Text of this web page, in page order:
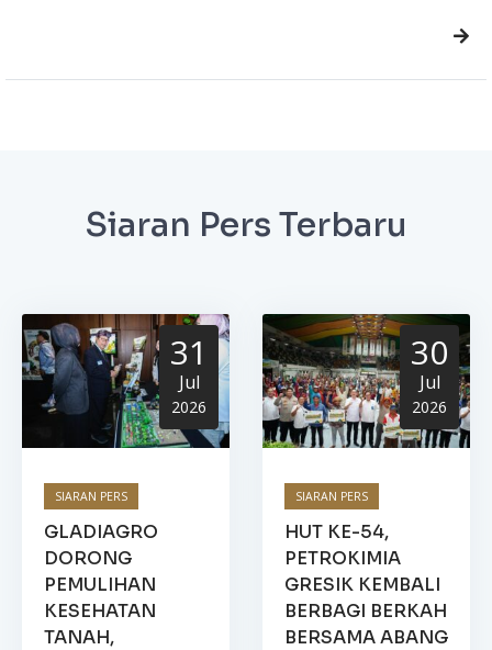
Siaran Pers Terbaru
31
Jul
2026
SIARAN PERS
GLADIAGRO
DORONG
PEMULIHAN
KESEHATAN
TANAH,
30
Jul
2026
SIARAN PERS
HUT KE-54,
PETROKIMIA
GRESIK KEMBALI
BERBAGI BERKAH
BERSAMA ABANG